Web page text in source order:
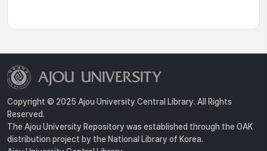
Copyright © 2025 Ajou University Central Library. All Rights
Reserved.
The Ajou University Repository was established through the OAK
distribution project by the National Library of Korea.